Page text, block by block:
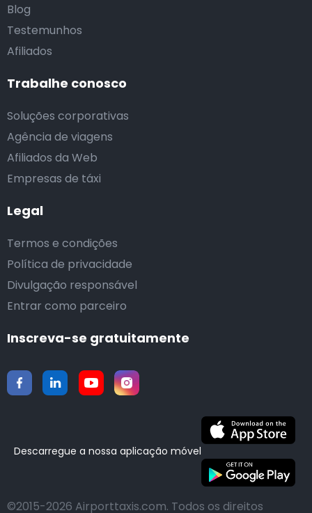
Blog
Testemunhos
Afiliados
Trabalhe conosco
Soluções corporativas
Agência de viagens
Afiliados da Web
Empresas de táxi
Legal
Termos e condições
Política de privacidade
Divulgação responsável
Entrar como parceiro
Inscreva-se gratuitamente
Descarregue a nossa aplicação móvel
©2015-2026 Airporttaxis.com. Todos os direitos